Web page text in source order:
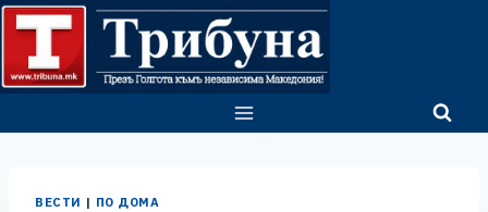
Skip
content
ВЕСТИ | ПО ДОМА